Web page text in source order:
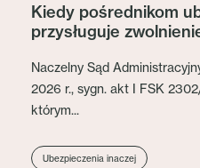
Kiedy pośrednikom
przysługuje
Naczelny Sąd
2026 r., sygn. akt I FSK
którym...
Ubezpieczenia inaczej